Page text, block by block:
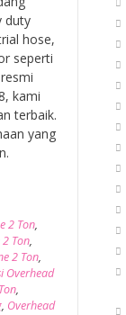
duty
hose,
seperti
kami
terbaik.
yang
2 Ton,
Ton,
2 Ton,
Overhead
,
, Overhead